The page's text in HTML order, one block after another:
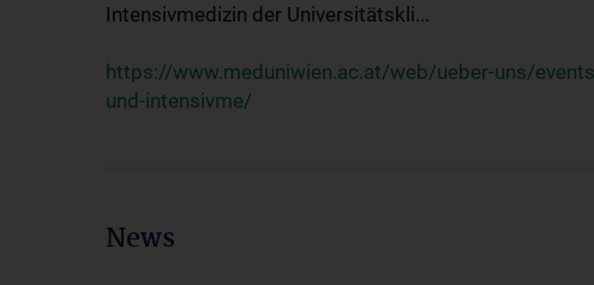
Intensivmedizin der Universitätskli...
https://www.meduniwien.ac.at/web/ueber-uns/
und-intensivme/
News